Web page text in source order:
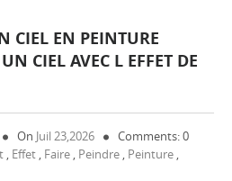
CIEL EN PEINTURE
CIEL AVEC L EFFET DE
On Juil 23,2026
Comments: 0
, Effet , Faire , Peindre , Peinture ,